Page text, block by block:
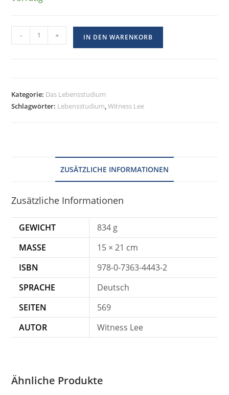
- + IN DEN WARENKORB
Kategorie: Das Lebensstudium
Schlagwörter: Lebensstudium,Witness Lee
ZUSÄTZLICHE INFORMATIONEN
Zusätzliche Informationen
GEWICHT
834 g
MASSE
15 × 21 cm
ISBN
978-0-7363-4443-2
SPRACHE
Deutsch
SEITEN
569
AUTOR
Witness Lee
Ähnliche Produkte